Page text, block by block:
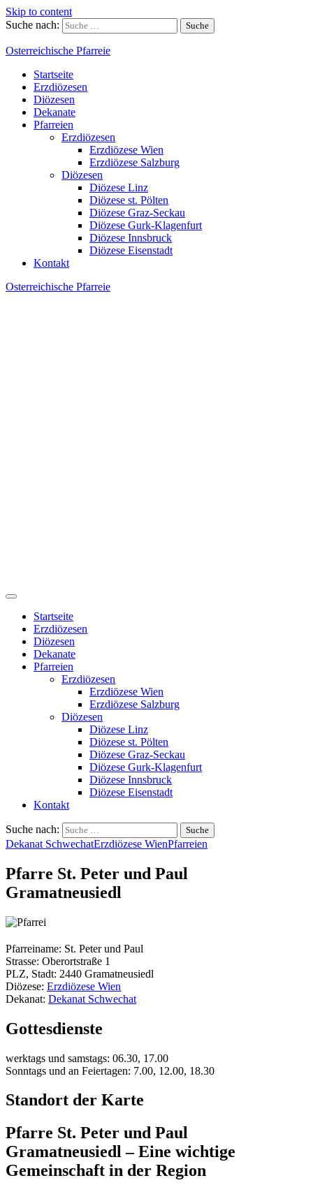
Skip to content
Suche nach:
Osterreichische Pfarreie
Startseite
Erzdiözesen
Diözesen
Dekanate
Pfarreien
Erzdiözesen
Erzdiözese Wien
Erzdiözese Salzburg
Diözesen
Diözese Linz
Diözese st. Pölten
Diözese Graz-Seckau
Diözese Gurk-Klagenfurt
Diözese Innsbruck
Diözese Eisenstadt
Kontakt
Osterreichische Pfarreie
Startseite
Erzdiözesen
Diözesen
Dekanate
Pfarreien
Erzdiözesen
Erzdiözese Wien
Erzdiözese Salzburg
Diözesen
Diözese Linz
Diözese st. Pölten
Diözese Graz-Seckau
Diözese Gurk-Klagenfurt
Diözese Innsbruck
Diözese Eisenstadt
Kontakt
Suche nach:
Dekanat SchwechatErzdiözese WienPfarreien
Pfarre St. Peter und Paul
Gramatneusiedl
Pfarreiname: St. Peter und Paul
Strasse: Oberortstraße 1
PLZ, Stadt: 2440 Gramatneusiedl
Diözese: Erzdiözese Wien
Dekanat: Dekanat Schwechat
Gottesdienste
werktags und samstags: 06.30, 17.00
Sonntags und an Feiertagen: 7.00, 12.00, 18.30
Standort der Karte
Pfarre St. Peter und Paul
Gramatneusiedl – Eine wichtige
Gemeinschaft in der Region